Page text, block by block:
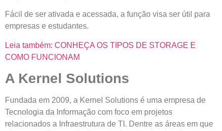
Fácil de ser ativada e acessada, a função visa ser útil para
empresas e estudantes.
Leia também: CONHEÇA OS TIPOS DE STORAGE E
COMO FUNCIONAM
A Kernel Solutions
Fundada em 2009, a Kernel Solutions é uma empresa de
Tecnologia da Informação com foco em projetos
relacionados a Infraestrutura de TI. Dentre as áreas em que